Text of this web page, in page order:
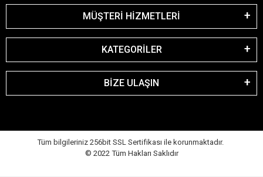
MÜŞTERİ HİZMETLERİ
KATEGORİLER
BİZE ULAŞIN
Tüm bilgileriniz 256bit SSL Sertifikası ile korunmaktadır.
© 2022 Tüm Hakları Saklıdır